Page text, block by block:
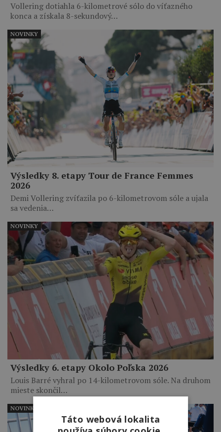
Vollering dotiahla 6-kilometrové sólo do víťazného
konca a získala 8-sekundový…
Výsledky 8. etapy Tour de France Femmes
2026
Demi Vollering zvíťazila po 6-kilometrovom sóle a ujala
sa vedenia…
NOVINKY
Výsledky 6. etapy Okolo Poľska 2026
Louis Barré vyhral po 14-kilometrovom sóle. Na druhom
mieste skončil…
NOVINKY
NOVINKY
Táto webová lokalita